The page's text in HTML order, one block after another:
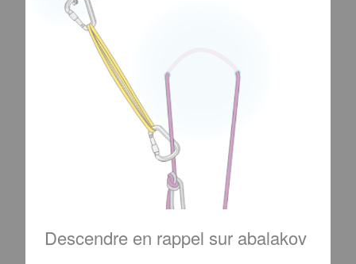
Descendre en rappel sur abalakov